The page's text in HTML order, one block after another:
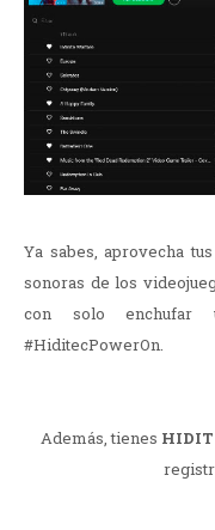
Ya sabes, aprovecha
sonoras de los
con solo
#HiditecPowerOn.
Además, tienes HIDIT